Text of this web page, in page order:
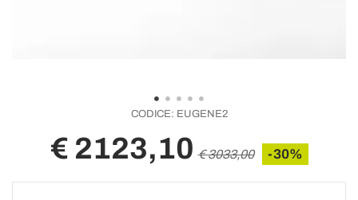
CODICE: EUGENE2
€ 2123,10 € 3033,00 -30%